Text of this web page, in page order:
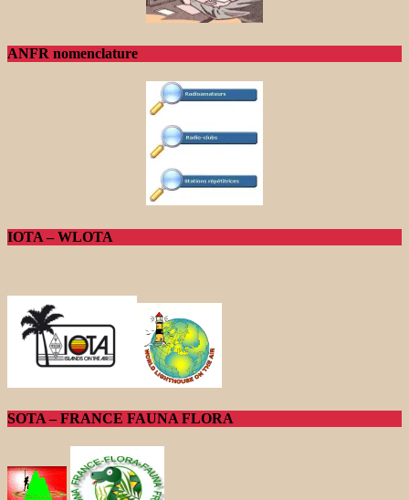
ANFR nomenclature
IOTA – WLOTA
SOTA – FRANCE FAUNA FLORA